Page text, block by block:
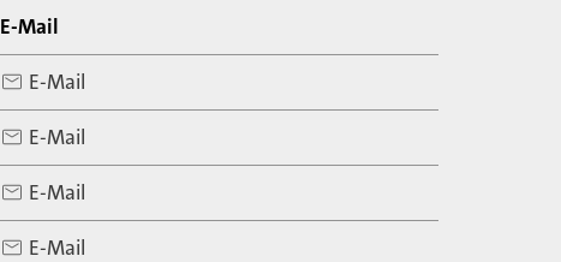
E-Mail
E-Mail
E-Mail
E-Mail
E-Mail